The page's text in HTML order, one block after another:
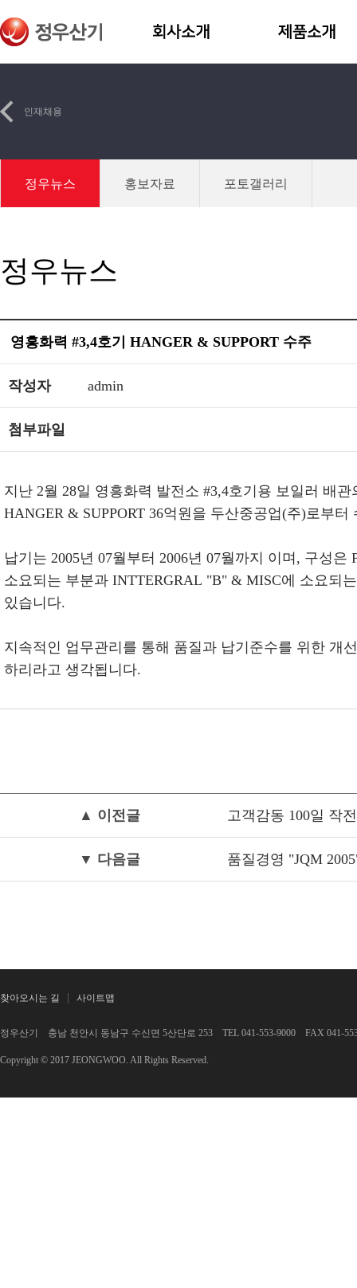
인재채용
정우뉴스 홍보자료 포토갤러리
정우뉴스
영흥화력 #3,4호기 HANGER & SUPPORT 수주
작성자 admin
첨부파일
지난 2월 28일 영흥화력 발전소 #3,4호기용 보일러 배
HANGER & SUPPORT 36억원을 두산중공업(주)로부터
납기는 2005년 07월부터 2006년 07월까지 이며, 구성은
소요되는 부분과 INTTERGRAL "B" & MISC에 소요되
있습니다.
지속적인 업무관리를 통해 품질과 납기준수를 위한 개
하리라고 생각됩니다.
▲ 이전글 고객감동 100일 작
▼ 다음글 품질경영 "JQM
찾아오시는 길 사이트맵
정우산기 충남 천안시 동남구 수신면 5산단로 253 TEL 041-553-9000 FAX 041-
Copyright © 2017 JEONGWOO. All Rights Reserved.